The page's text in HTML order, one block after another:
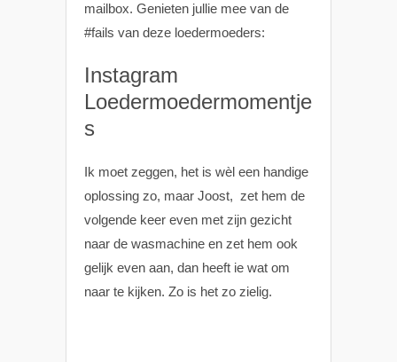
mailbox. Genieten jullie mee van de
#fails van deze loedermoeders:
Instagram
Loedermoedermomentje
s
Ik moet zeggen, het is wèl een handige
oplossing zo, maar Joost, zet hem de
volgende keer even met zijn gezicht
naar de wasmachine en zet hem ook
gelijk even aan, dan heeft ie wat om
naar te kijken. Zo is het zo zielig.